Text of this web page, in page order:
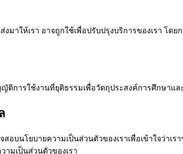
าให้เรา อาจถูกใช้เพื่อปรับปรุงบริการของเรา โ
การใช้งานที่ยุติธรรมเพื่อวัตถุประสงค์การศึกษาแ
บนโยบายความเป็นส่วนตัวของเราเพื่อเข้าใจว่า
มเป็นส่วนตัวของเรา